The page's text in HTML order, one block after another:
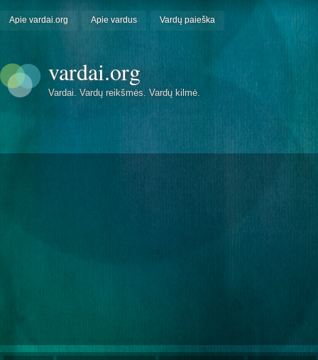
Apie vardai.org Apie vardus Vardų paieška
vardai.org
Vardai. Vardų reikšmės. Vardų kilmė.